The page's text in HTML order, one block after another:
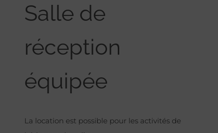
Salle de
réception
équipée
La location est possible pour les activités de